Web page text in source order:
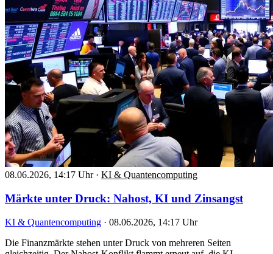
08.06.2026, 14:17 Uhr · KI & Quantencomputing
Märkte unter Druck: Nahost, KI und Zinsangst
KI & Quantencomputing · 08.06.2026, 14:17 Uhr
Die Finanzmärkte stehen unter Druck von mehreren Seiten